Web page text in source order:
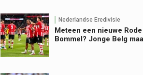
Nederlandse Eredivisie
Meteen een nieuwe
Bommel? Jonge Belg